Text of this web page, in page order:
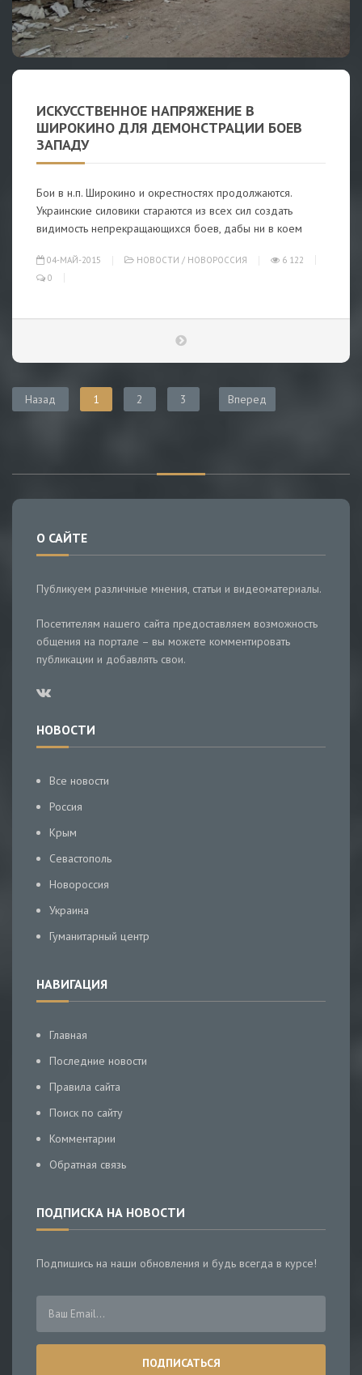
ИСКУССТВЕННОЕ НАПРЯЖЕНИЕ В
ШИРОКИНО ДЛЯ ДЕМОНСТРАЦИИ БОЕВ
ЗАПАДУ
Бои в н.п. Широкино и окрестностях продолжаются.
Украинские силовики стараются из всех сил создать
видимость непрекращающихся боев, дабы ни в коем
04-МАЙ-2015 НОВОСТИ / НОВОРОССИЯ
6 122
0
Назад 1 2 3 Вперед
О САЙТЕ
Публикуем различные мнения, статьи и видеоматериалы.
Посетителям нашего сайта предоставляем возможность
общения на портале – вы можете комментировать
публикации и добавлять свои.
НОВОСТИ
Все новости
Россия
Крым
Севастополь
Новороссия
Украина
Гуманитарный центр
НАВИГАЦИЯ
Главная
Последние новости
Правила сайта
Поиск по сайту
Комментарии
Обратная связь
ПОДПИСКА НА НОВОСТИ
Подпишись на наши обновления и будь всегда в курсе!